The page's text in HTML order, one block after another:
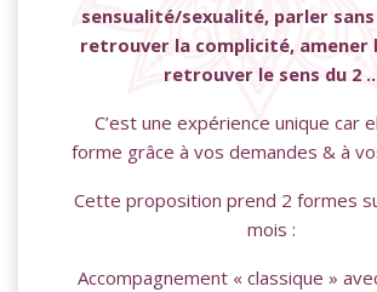
sensualité/sexualité, parler
retrouver la complicité, amener
retrouver le sens du 2
C’est une expérience unique car
forme grâce à vos demandes & à
Cette proposition prend 2 formes
mois :
Accompagnement « classique »